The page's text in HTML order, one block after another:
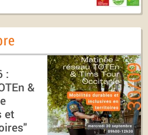
:
&
et